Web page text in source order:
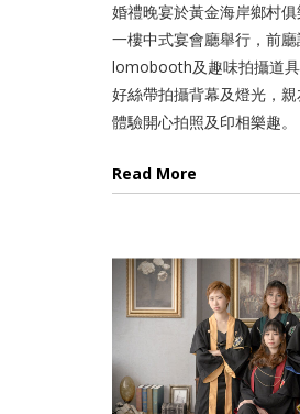
婚禮晚宴於黃金海岸鄉村俱
一樓中式宴會廳舉行，前
lomobooth及趣味拍攝道
好絲帶拍攝背幕及燈光，
體驗開心拍照及印相樂趣。
Read More